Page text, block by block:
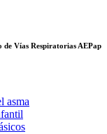
Vías Respiratorias AEPap
asma